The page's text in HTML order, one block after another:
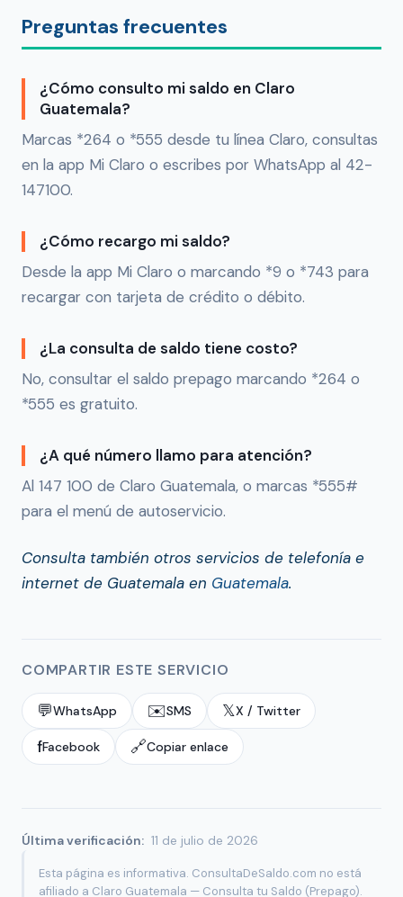
Preguntas frecuentes
¿Cómo consulto mi saldo en Claro
Guatemala?
Marcas *264 o *555 desde tu línea Claro, consultas
en la app Mi Claro o escribes por WhatsApp al 42-
147100.
¿Cómo recargo mi saldo?
Desde la app Mi Claro o marcando *9 o *743 para
recargar con tarjeta de crédito o débito.
¿La consulta de saldo tiene costo?
No, consultar el saldo prepago marcando *264 o
*555 es gratuito.
¿A qué número llamo para atención?
Al 147 100 de Claro Guatemala, o marcas *555#
para el menú de autoservicio.
Consulta también otros servicios de telefonía e
internet de Guatemala en Guatemala.
COMPARTIR ESTE SERVICIO
💬WhatsApp ✉️SMS 𝕏X / Twitter
fFacebook 🔗Copiar enlace
Última verificación: 11 de julio de 2026
Esta página es informativa. ConsultaDeSaldo.com no está
afiliado a Claro Guatemala — Consulta tu Saldo (Prepago).